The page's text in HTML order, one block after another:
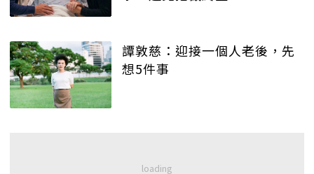
譚敦慈：迎接一個人老後，先
想5件事